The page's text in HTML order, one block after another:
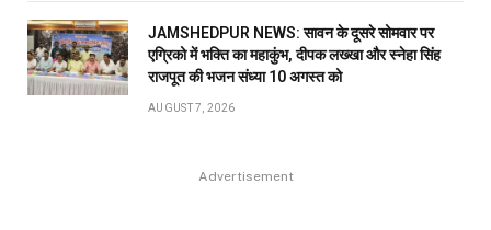
JAMSHEDPUR NEWS: सावन के दूसरे सोमवार पर
एग्रिको में भक्ति का महाकुंभ, दीपक लख्खा और स्नेहा सिंह
राजपूत की भजन संध्या 10 अगस्त को
AUGUST 7, 2026
Advertisement